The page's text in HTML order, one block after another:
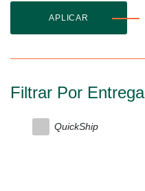
APLICAR
Filtrar Por Entrega
QuickShip